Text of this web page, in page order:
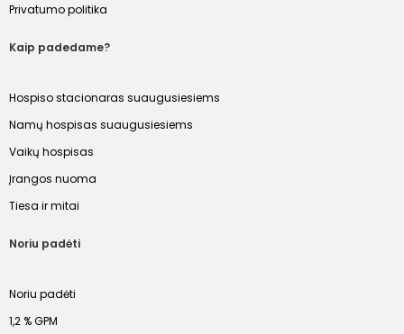
Privatumo politika
Kaip padedame?
Hospiso stacionaras suaugusiesiems
Namų hospisas suaugusiesiems
Vaikų hospisas
Įrangos nuoma
Tiesa ir mitai
Noriu padėti
Noriu padėti
1,2 % GPM